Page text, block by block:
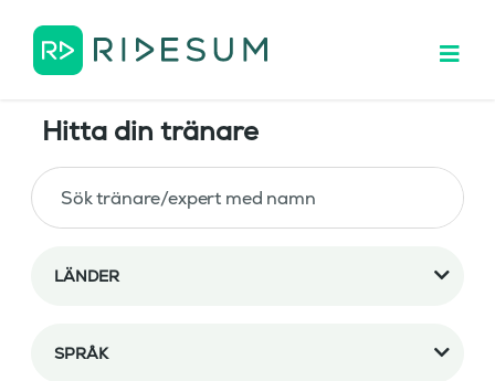
Hitta din tränare
LÄNDER
SPRÅK